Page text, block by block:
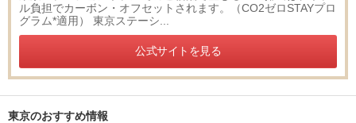
ル負担でカーボン・オフセットされます。（CO2ゼロSTAYプロ
グラム*適用） 東京ステーシ...
公式サイトを見る
東京のおすすめ情報